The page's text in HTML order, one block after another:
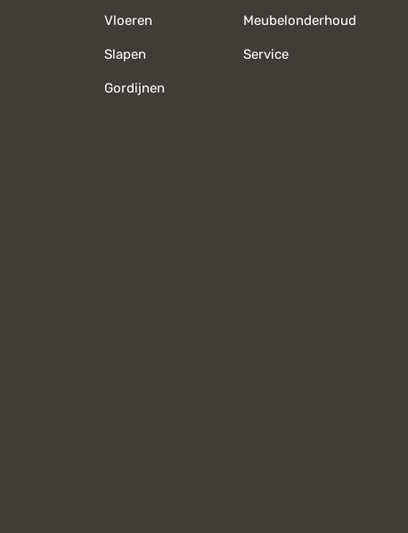
Vloeren
Slapen
Gordijnen
Meubelonderhoud
Service